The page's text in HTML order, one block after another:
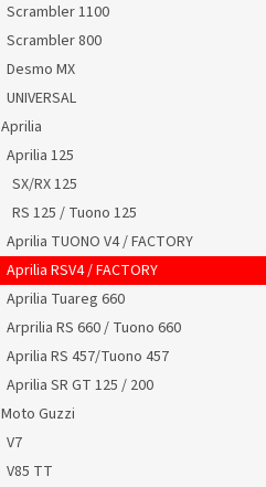
Scrambler 1100
Scrambler 800
Desmo MX
UNIVERSAL
Aprilia
Aprilia 125
SX/RX 125
RS 125 / Tuono 125
Aprilia TUONO V4 / FACTORY
Aprilia RSV4 / FACTORY
Aprilia Tuareg 660
Arprilia RS 660 / Tuono 660
Aprilia RS 457/Tuono 457
Aprilia SR GT 125 / 200
Moto Guzzi
V7
V85 TT